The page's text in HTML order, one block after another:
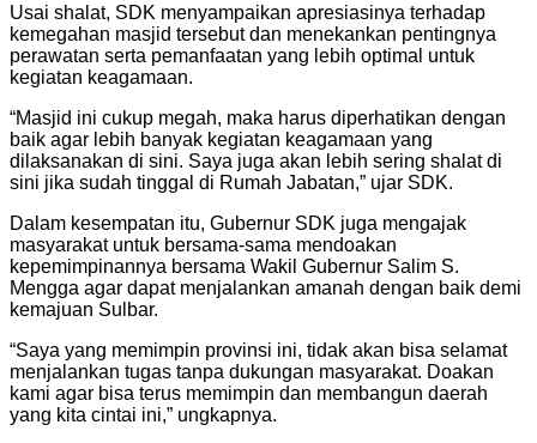
Usai shalat, SDK menyampaikan apresiasinya terhadap
kemegahan masjid tersebut dan menekankan pentingnya
perawatan serta pemanfaatan yang lebih optimal untuk
kegiatan keagamaan.
“Masjid ini cukup megah, maka harus diperhatikan dengan
baik agar lebih banyak kegiatan keagamaan yang
dilaksanakan di sini. Saya juga akan lebih sering shalat di
sini jika sudah tinggal di Rumah Jabatan,” ujar SDK.
Dalam kesempatan itu, Gubernur SDK juga mengajak
masyarakat untuk bersama-sama mendoakan
kepemimpinannya bersama Wakil Gubernur Salim S.
Mengga agar dapat menjalankan amanah dengan baik demi
kemajuan Sulbar.
“Saya yang memimpin provinsi ini, tidak akan bisa selamat
menjalankan tugas tanpa dukungan masyarakat. Doakan
kami agar bisa terus memimpin dan membangun daerah
yang kita cintai ini,” ungkapnya.